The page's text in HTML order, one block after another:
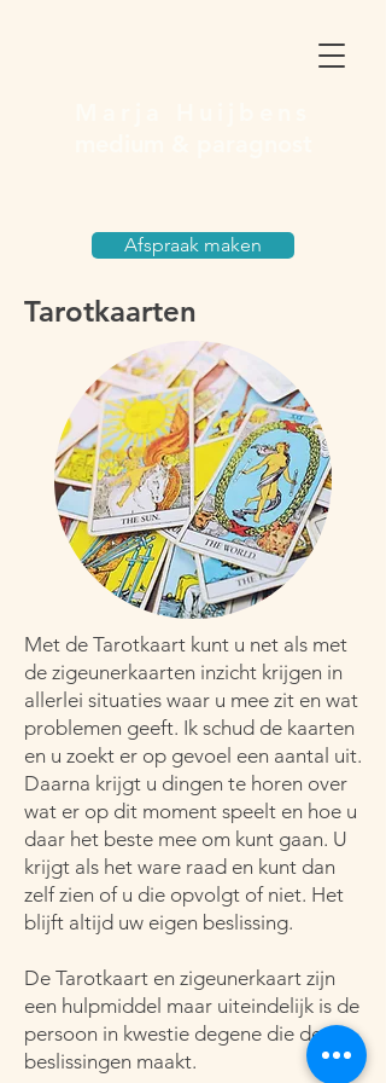
Afspraak maken
Tarotkaarten
Met de Tarotkaart kunt u net als met
de zigeunerkaarten inzicht krijgen in
allerlei situaties waar u mee zit en wat
problemen geeft. Ik schud de kaarten
en u zoekt er op gevoel een aantal uit.
Daarna krijgt u dingen te horen over
wat er op dit moment speelt en hoe u
daar het beste mee om kunt gaan. U
krijgt als het ware raad en kunt dan
zelf zien of u die opvolgt of niet. Het
blijft altijd uw eigen beslissing.
De Tarotkaart en zigeunerkaart zijn
een hulpmiddel maar uiteindelijk is de
persoon in kwestie degene die de
beslissingen maakt.